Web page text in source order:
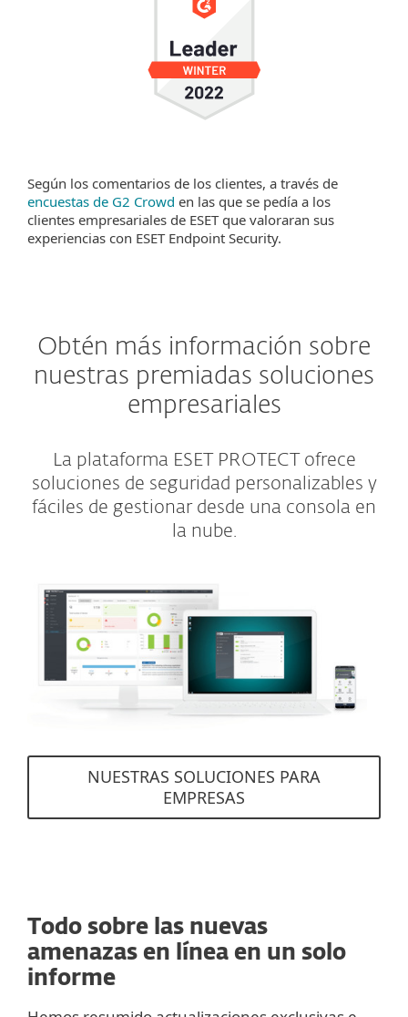
Según los comentarios de los clientes, a través de
encuestas de G2 Crowd en las que se pedía a los
clientes empresariales de ESET que valoraran sus
experiencias con ESET Endpoint Security.
Obtén más información sobre
nuestras premiadas soluciones
empresariales
La plataforma ESET PROTECT ofrece
soluciones de seguridad personalizables y
fáciles de gestionar desde una consola en
la nube.
NUESTRAS SOLUCIONES PARA
EMPRESAS
Todo sobre las nuevas
amenazas en línea en un solo
informe